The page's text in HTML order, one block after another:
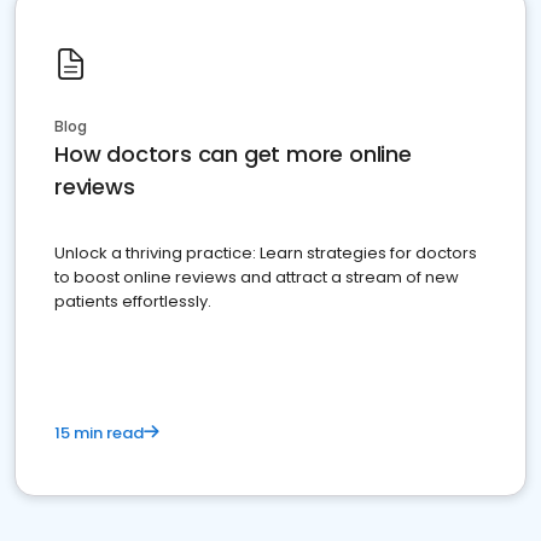
Blog
How doctors can get more online
reviews
Unlock a thriving practice: Learn strategies for doctors
to boost online reviews and attract a stream of new
patients effortlessly.
15 min read